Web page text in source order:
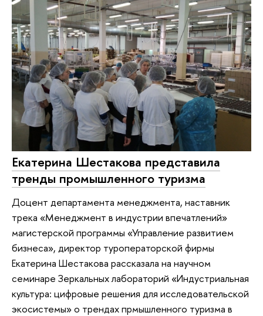
Екатерина Шестакова представила
тренды промышленного туризма
Доцент департамента менеджмента, наставник
трека «Менеджмент в индустрии впечатлений»
магистерской программы «Управление развитием
бизнеса», директор туроператорской фирмы
Екатерина Шестакова рассказала на научном
семинаре Зеркальных лабораторий «Индустриальная
культура: цифровые решения для исследовательской
экосистемы» о трендах прмышленного туризма в